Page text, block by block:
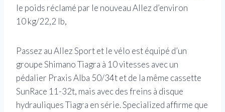
le poids réclamé par le nouveau Allez d’environ
10 kg/22,2 lb,
Passez au Allez Sport et le vélo est équipé d’un
groupe Shimano Tiagra à 10 vitesses avec un
pédalier Praxis Alba 50/34t et de la même cassette
SunRace 11-32t, mais avec des freins à disque
hydrauliques Tiagra en série. Specialized affirme que